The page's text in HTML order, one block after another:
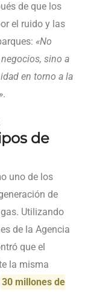
de que los
el ruido y las
«No
sino a
en torno a la
.
de
uno de los
de
Utilizando
de la Agencia
que el
la misma
30 millones de